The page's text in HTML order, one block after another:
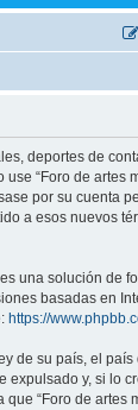
deportes de
“Foro de artes
por su cuenta
a esos nuevos
una solución de
basadas en
https://
de su país, el país
expulsado y, si lo
“Foro de artes